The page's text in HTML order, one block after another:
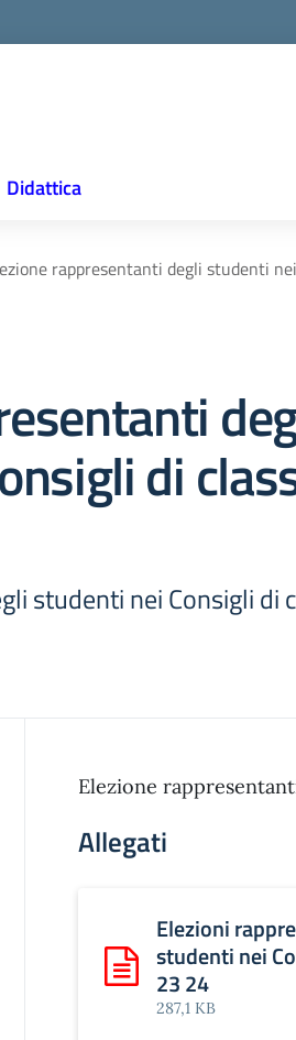
Didattica
rappresentanti degli studenti
di
studenti nei Consigli di
Elezione
Allegati
Scarica: Elezioni
Elezioni
studenti nei
23 24
287,1 KB